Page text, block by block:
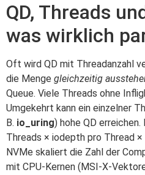
QD, Threads
was wirklich
Oft wird QD mit Threadanzahl
die Menge gleichzeitig
Queue. Viele Threads ohne
Umgekehrt kann ein einzelner
B. io_uring) hohe QD
Threads × iodepth pro Thread ×
NVMe skaliert die Zahl der
mit CPU-Kernen (MSI-X-